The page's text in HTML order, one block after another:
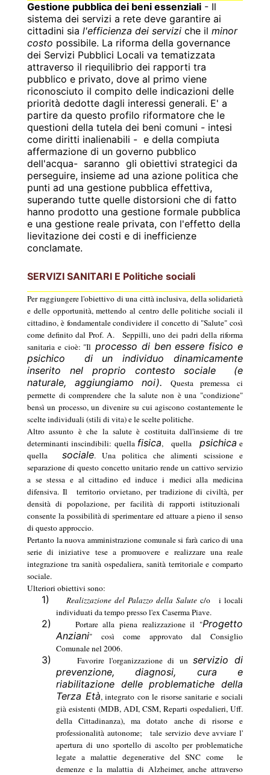
Gestione pubblica dei beni essenziali - Il
sistema dei servizi a rete deve garantire ai
cittadini sia l'efficienza dei servizi che il minor
costo possibile. La riforma della governance
dei Servizi Pubblici Locali va tematizzata
attraverso il riequilibrio dei rapporti tra
pubblico e privato, dove al primo viene
riconosciuto il compito delle indicazioni delle
priorità dedotte dagli interessi generali. E' a
partire da questo profilo riformatore che le
questioni della tutela dei beni comuni - intesi
come diritti inalienabili - e della compiuta
affermazione di un governo pubblico
dell'acqua- saranno gli obiettivi strategici da
perseguire, insieme ad una azione politica che
punti ad una gestione pubblica effettiva,
superando tutte quelle distorsioni che di fatto
hanno prodotto una gestione formale pubblica
e una gestione reale privata, con l'effetto della
lievitazione dei costi e di inefficienze
conclamate.
SERVIZI SANITARI E Politiche sociali
Per raggiungere l'obiettivo di una città inclusiva, della solidarietà
e delle opportunità, mettendo al centro delle politiche sociali il
cittadino, è fondamentale condividere il concetto di "Salute" così
come definito dal Prof. A.
Seppilli, uno dei padri della riforma
sanitaria e cioè: "Il processo di ben essere fisico e
psichico
di un individuo dinamicamente
inserito nel proprio contesto sociale
(e
naturale, aggiungiamo noi). Questa premessa ci
permette di comprendere che la salute non è una "condizione"
bensì un processo, un divenire su cui agiscono costantemente le
scelte individuali (stili di vita) e le scelte politiche.
Altro assunto è che la salute è costituita dall'insieme di tre
determinanti inscindibili: quella fisica, quella psichica e
quella
sociale. Una politica che alimenti scissione e
separazione di questo concetto unitario rende un cattivo servizio
a se stessa e al cittadino ed induce i medici alla medicina
difensiva. Il
territorio orvietano, per tradizione di civiltà, per
densità di popolazione, per facilità di rapporti istituzionali
consente la possibilità di sperimentare ed attuare a pieno il senso
di questo approccio.
Pertanto la nuova amministrazione comunale si farà carico di una
serie di iniziative tese a promuovere e realizzare una reale
integrazione tra sanità ospedaliera, sanità territoriale e comparto
sociale.
Ulteriori obiettivi sono:
1) Realizzazione del Palazzo della Salute c/o
i locali
individuati da tempo presso l'ex Caserma Piave.
2) Portare alla piena realizzazione il "Progetto
Anziani" così come approvato dal Consiglio
Comunale nel 2006.
3) Favorire l'organizzazione di un servizio di
prevenzione, diagnosi, cura e
riabilitazione delle problematiche della
Terza Età, integrato con le risorse sanitarie e sociali
già esistenti (MDB, ADI, CSM, Reparti ospedalieri, Uff.
della Cittadinanza), ma dotato anche di risorse e
professionalità autonome;
tale servizio deve avviare l'
apertura di uno sportello di ascolto per problematiche
legate a malattie degenerative del SNC come
le
demenze e la malattia di Alzheimer, anche attraverso